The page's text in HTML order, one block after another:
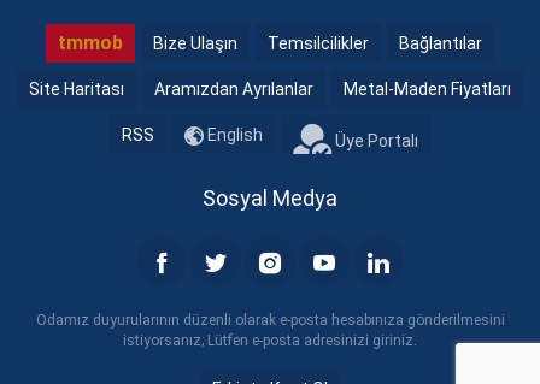
tmmob Bize Ulaşın Temsilcilikler Bağlantılar
Site Haritası Aramızdan Ayrılanlar Metal-Maden Fiyatları
RSS English Üye Portalı
Sosyal Medya
Odamız duyurularının düzenli olarak e-posta hesabınıza gönderilmesini
istiyorsanız; Lütfen e-posta adresinizi giriniz.